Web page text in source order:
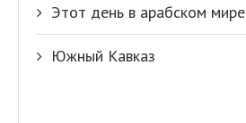
Этот день в арабском мире
Южный Кавказ